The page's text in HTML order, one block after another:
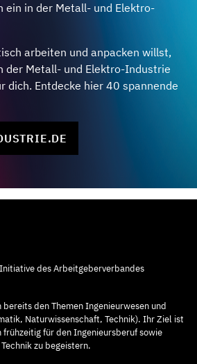
ein in der Metall- und Elektro-
arbeiten und anpacken willst,
der Metall- und Elektro-Industrie
dich. Entdecke hier 40 spannende
des Arbeitgeberverbandes
den Themen Ingenieurwesen und
Naturwissenschaft, Technik). Ihr Ziel ist
frühzeitig für den Ingenieursberuf sowie
zu begeistern.